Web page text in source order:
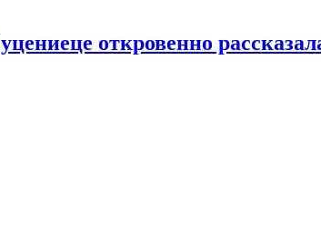
откровенно